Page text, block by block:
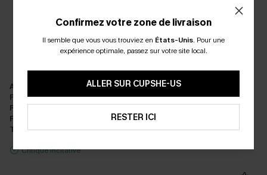
Apparence:
Très satisfait
Performance:Répond aux attentes
Rapport qualité/prix:Excellent rapport qualité/prix
Fabrication:
Tissu:Qualité premium
Critique Incitative
Confirmez votre zone de livraison
Il semble que vous vous trouviez en États-Unis. Pour une
expérience optimale, passez sur votre site local.
ALLER SUR CUPSHE-US
RESTER ICI